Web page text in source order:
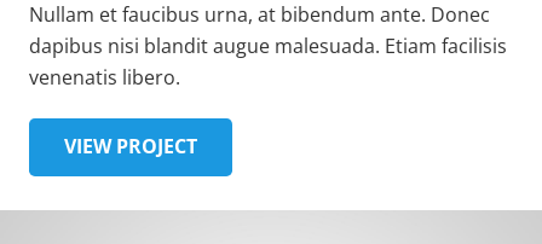
Nullam et faucibus urna, at bibendum ante. Donec
dapibus nisi blandit augue malesuada. Etiam facilisis
venenatis libero.
VIEW PROJECT